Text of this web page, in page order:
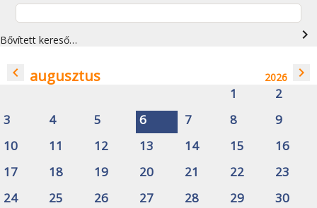
Bővített kereső… navigate_next
navigate_before augusztus 2026 navigate_next
1
2
3
4 5 6 7 8
9
10
11 12 13 14 15
16
17
18 19 20 21 22
23
24
25 26 27 28 29
30